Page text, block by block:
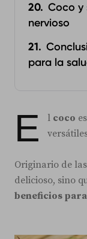
Coco y
nervioso
para la
E l coco
Originario de
delicioso, sino
beneficios